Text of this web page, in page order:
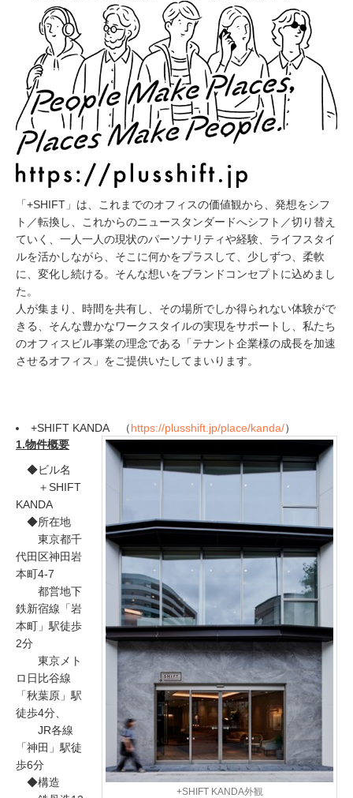
「+SHIFT」は、これまでのオフィスの価値観から、発想をシフ
ト／転換し、これからのニュースタンダードへシフト／切り替え
ていく、一人一人の現状のパーソナリティや経験、ライフスタイ
ルを活かしながら、そこに何かをプラスして、少しずつ、柔軟
に、変化し続ける。そんな想いをブランドコンセプトに込めまし
た。
人が集まり、時間を共有し、その場所でしか得られない体験がで
きる、そんな豊かなワークスタイルの実現をサポートし、私たち
のオフィスビル事業の理念である「テナント企業様の成長を加速
させるオフィス」をご提供いたしてまいります。
+SHIFT KANDA （https://plusshift.jp/place/kanda/）
+SHIFT KANDA外観
1.物件概要
◆ビル名
＋SHIFT
KANDA
◆所在地
東京都千
代田区神田岩
本町4-7
都営地下
鉄新宿線「岩
本町」駅徒歩
2分
東京メト
ロ日比谷線
「秋葉原」駅
徒歩4分、
JR各線
「神田」駅徒
歩6分
◆構造